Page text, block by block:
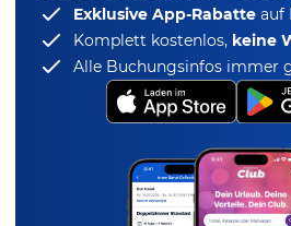
Exklusive App-Rabatte auf
Komplett kostenlos, keine
Alle Buchungsinfos immer